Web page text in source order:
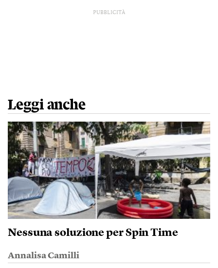
PUBBLICITÀ
Leggi anche
Nessuna soluzione per Spin Time
Annalisa Camilli